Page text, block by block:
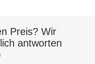
Preis? Wir
antworten